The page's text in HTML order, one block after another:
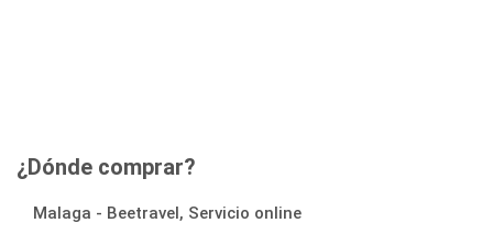
¿Dónde comprar?
Malaga - Beetravel, Servicio online